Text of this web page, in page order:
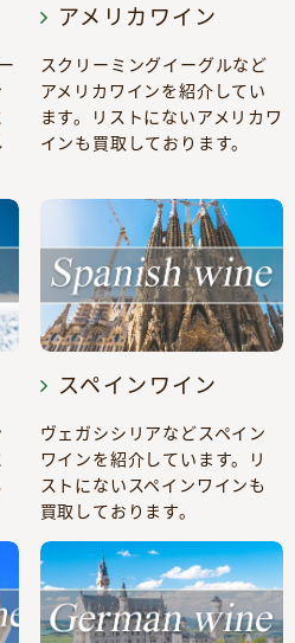
アメリカワイン
スクリーミングイーグルなど
アメリカワインを紹介してい
ます。リストにないアメリカワ
インも買取しております。
スペインワイン
ヴェガシシリアなどスペイン
ワインを紹介しています。リ
ストにないスペインワインも
買取しております。